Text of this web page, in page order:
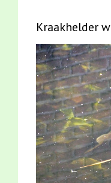
Kraakhelder